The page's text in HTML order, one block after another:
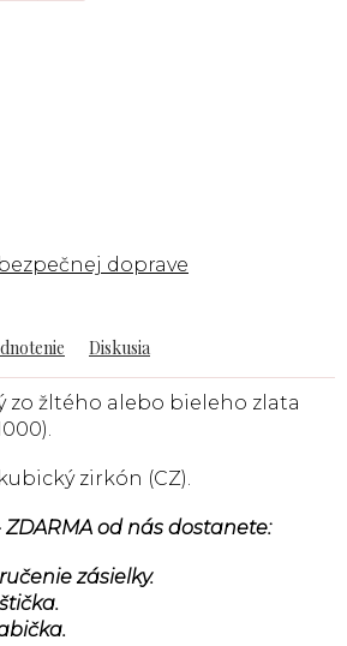
doprave
Diskusia
zo žltého alebo bieleho zlata
zirkón (CZ).
od nás dostanete:
zásielky.